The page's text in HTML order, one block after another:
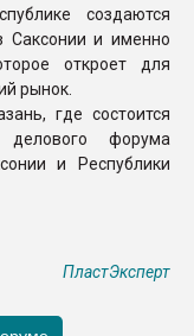
создаются
Саксонии и именно
откроет для
рынок.
где состоится
делового форума
и Республики
ПластЭксперт